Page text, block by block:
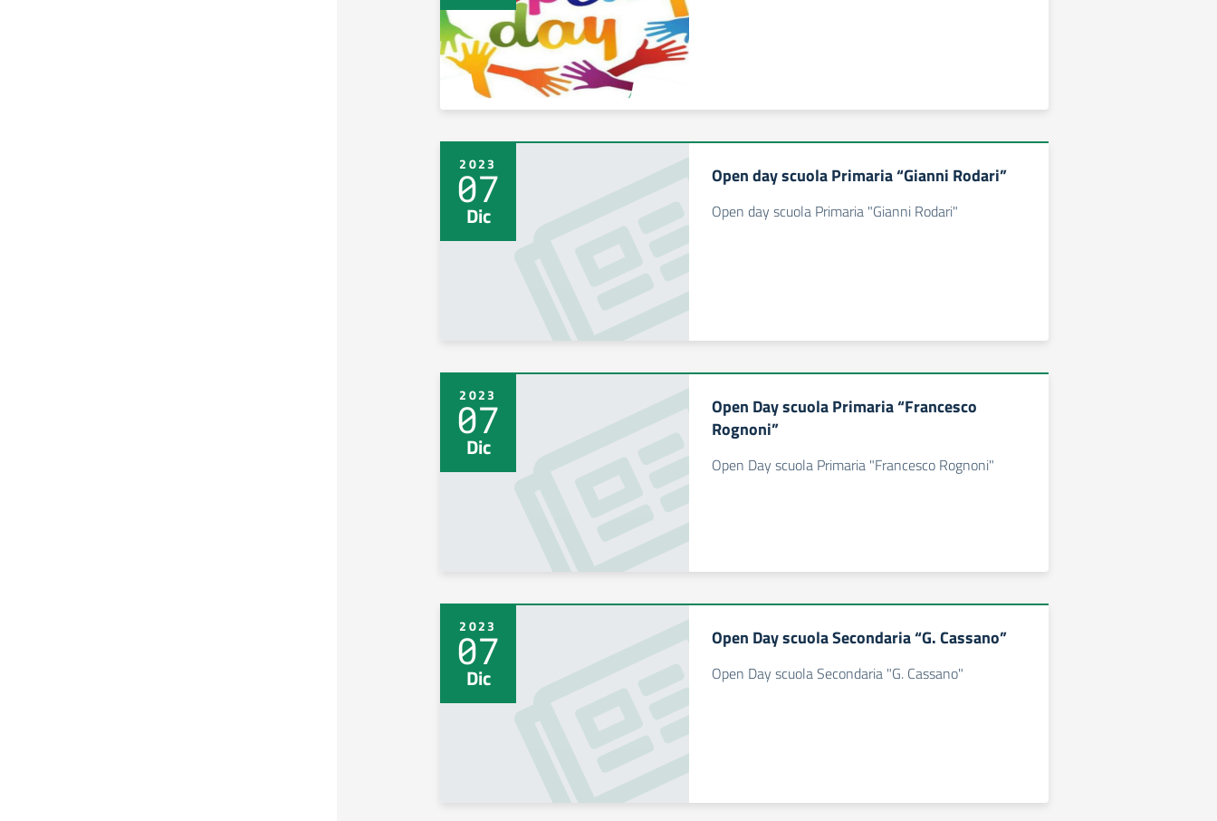
2023
07
Dic
Open day scuola Primaria “Gianni Rodari”
Open day scuola Primaria "Gianni Rodari"
2023
07
Dic
Open Day scuola Primaria “Francesco
Rognoni”
Open Day scuola Primaria "Francesco Rognoni"
2023
07
Dic
Open Day scuola Secondaria “G. Cassano”
Open Day scuola Secondaria "G. Cassano"